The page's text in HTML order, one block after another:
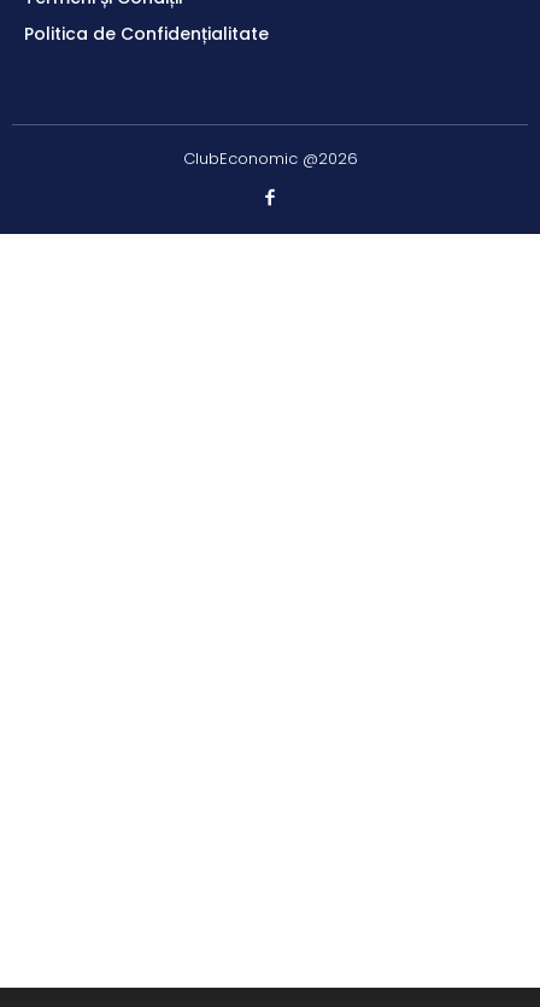
Politica de Confidențialitate
ClubEconomic @2026